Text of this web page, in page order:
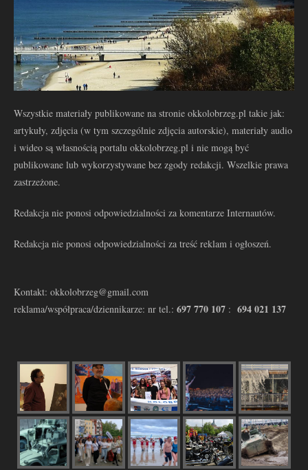
Wszystkie materiały publikowane na stronie okkolobrzeg.pl takie jak:
artykuły, zdjęcia (w tym szczególnie zdjęcia autorskie), materiały audio
i wideo są własnością portalu okkolobrzeg.pl i nie mogą być
publikowane lub wykorzystywane bez zgody redakcji. Wszelkie prawa
zastrzeżone.
Redakcja nie ponosi odpowiedzialności za komentarze Internautów.
Redakcja nie ponosi odpowiedzialności za treść reklam i ogłoszeń.
Kontakt: okkolobrzeg@gmail.com
reklama/współpraca/dziennikarze: nr tel.: 697 770 107 : 694 021 137